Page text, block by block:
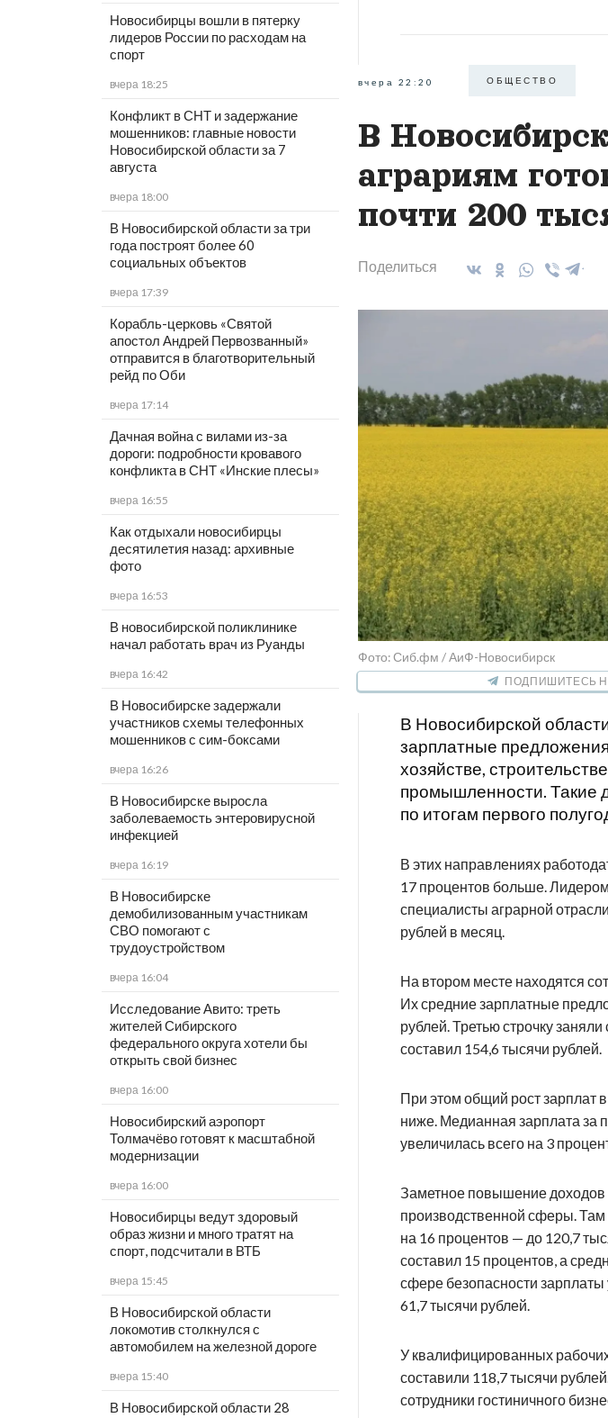
Новосибирцы вошли в пятерку
лидеров России по расходам на
спорт
вчера 18:25
Конфликт в СНТ и задержание
мошенников: главные новости
Новосибирской области за 7
августа
вчера 18:00
В Новосибирской области за три
года построят более 60
социальных объектов
вчера 17:39
Корабль-церковь «Святой
апостол Андрей Первозванный»
отправится в благотворительный
рейд по Оби
вчера 17:14
Дачная война с вилами из-за
дороги: подробности кровавого
конфликта в СНТ «Инские плесы»
вчера 16:55
Как отдыхали новосибирцы
десятилетия назад: архивные
фото
вчера 16:53
В новосибирской поликлинике
начал работать врач из Руанды
вчера 16:42
В Новосибирске задержали
участников схемы телефонных
мошенников с сим-боксами
вчера 16:26
В Новосибирске выросла
заболеваемость энтеровирусной
инфекцией
вчера 16:19
В Новосибирске
демобилизованным участникам
СВО помогают с
трудоустройством
вчера 16:04
Исследование Авито: треть
жителей Сибирского
федерального округа хотели бы
открыть свой бизнес
вчера 16:00
Новосибирский аэропорт
Толмачёво готовят к масштабной
модернизации
вчера 16:00
Новосибирцы ведут здоровый
образ жизни и много тратят на
спорт, подсчитали в ВТБ
вчера 15:45
В Новосибирской области
локомотив столкнулся с
автомобилем на железной дороге
вчера 15:40
В Новосибирской области 28
вчера 22:20 ОБЩЕСТВО
В
аграриям
почти 200
Поделиться
Фото: Сиб.фм / АиФ-Новосибирск
ПОДПИШИТЕСЬ НА
В Новосибирской
зарплатные
хозяйстве,
промышленности. Такие
по итогам первого
В этих направлениях
17 процентов больше.
специалисты аграрной
рублей в месяц.
На втором месте находятся
Их средние зарплатные
рублей. Третью строчку
составил 154,6 тысячи рублей.
При этом общий рост зарплат
ниже. Медианная зарплата за
увеличилась всего на 3
Заметное повышение доходов
производственной сферы.
на 16 процентов — до 120,7
составил 15 процентов, а
сфере безопасности
61,7 тысячи рублей.
У квалифицированных
составили 118,7 тысячи
сотрудники гостиничного